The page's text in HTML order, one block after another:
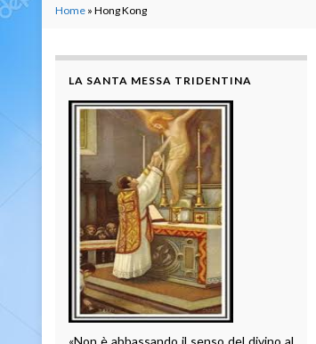
Home » Hong Kong
LA SANTA MESSA TRIDENTINA
«Non è abbassando il senso del divino al